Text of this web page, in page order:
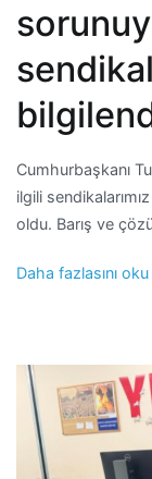
Cumhurbaşkanı
ilgili
oldu. Barış ve
Daha fazlasını oku